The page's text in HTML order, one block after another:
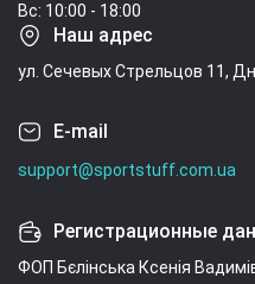
Вс: 10:00 - 18:00
Наш адрес
ул. Сечевых Стрельцов 11,
E-mail
support@sportstuff.com.ua
Регистрационные
ФОП Бєлінська Ксенія